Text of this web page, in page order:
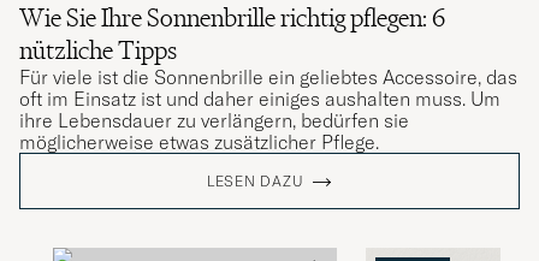
Wie Sie Ihre Sonnenbrille richtig pflegen: 6
nützliche Tipps
Für viele ist die Sonnenbrille ein geliebtes Accessoire, das
oft im Einsatz ist und daher einiges aushalten muss. Um
ihre Lebensdauer zu verlängern, bedürfen sie
möglicherweise etwas zusätzlicher Pflege.
LESEN DAZU